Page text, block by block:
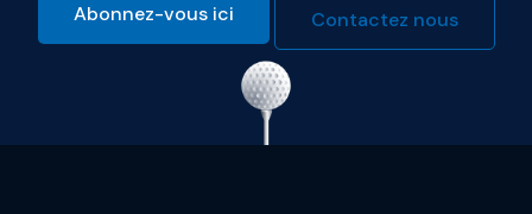
Abonnez-vous ici Contactez nous